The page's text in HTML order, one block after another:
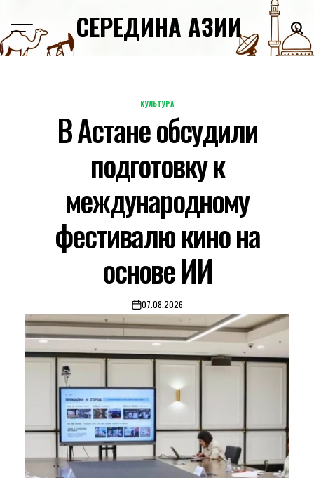
content
СЕРЕДИНА АЗИИ
POSTED
КУЛЬТУРА
В Астане обсудили
подготовку к
международному
фестивалю кино на
основе ИИ
on
07.08.2026